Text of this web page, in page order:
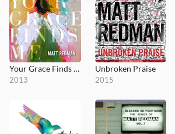
Your Grace Finds Me
2013
Unbroken Praise
2015